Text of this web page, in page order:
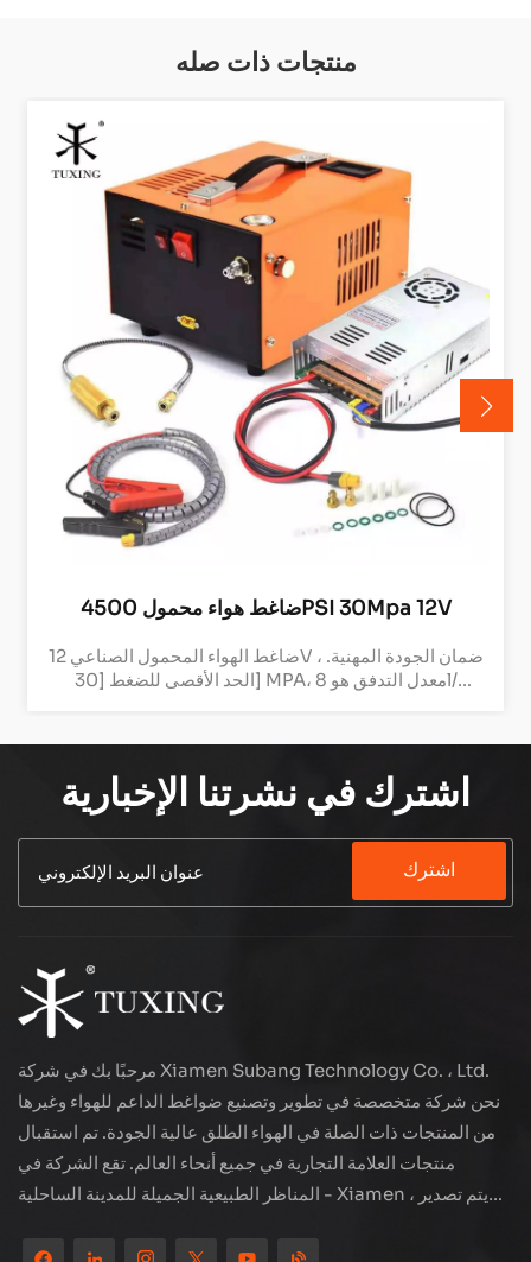
منتجات ذات صله
ضاغط هواء محمول 4500PSI 30Mpa 12V
ضاغط الهواء المحمول الصناعي 12V ، ضمان الجودة المهنية.
الحد الأقصى للضغط [30] MPA، معدل التدفق هو 8l/
ومستقر. صغيرة ومحمولة، مناسبة لصيانة السيارات والرياضة
الخارجية وغيرها من المشاهد ، تلبي بسهولة احتياجاتك من
الغاز.ضاغط الهواء المحمول 12V المهني ، والاختيار الفعال.
باستخدام مزود الطاقة 12 فولت DC ، من السهل الاتصال
بمصدر طاقة السيارة. تدفق كبير يضخّم بسرعة ، مما يقلل من
وقت الانتظار. جميع المحركات النحاسية ، أداء مستقر ودائم.
حماية السلامة المتعددة ، وزيادة الحرارة الزائدة عن الطاقة
اشترك في نشرتنا الإخبارية
اشترك
مرحبًا بك في شركة Xiamen Subang Technology Co. ، Ltd.
نحن شركة متخصصة في تطوير وتصنيع ضواغط الداعم للهواء وغيرها
من المنتجات ذات الصلة في الهواء الطلق عالية الجودة. تم استقبال
منتجات العلامة التجارية في جميع أنحاء العالم. تقع الشركة في
المناظر الطبيعية الجميلة للمدينة الساحلية - Xiamen ، يتم تصدير
دولية واسعة. لدى Subang Technology فريق مبيعات محترف